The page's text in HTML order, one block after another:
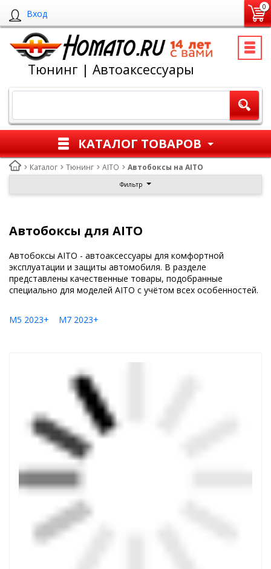
Вход
0
Тюнинг | Автоаксессуары
КАТАЛОГ ТОВАРОВ
Каталог Тюнинг AITO Автобоксы на AITO
Фильтр
Автобоксы для AITO
Автобоксы AITO - автоаксессуары для комфортной
эксплуатации и защиты автомобиля. В разделе
представлены качественные товары, подобранные
специально для моделей AITO с учётом всех особенностей.
M5 2023+ M7 2023+